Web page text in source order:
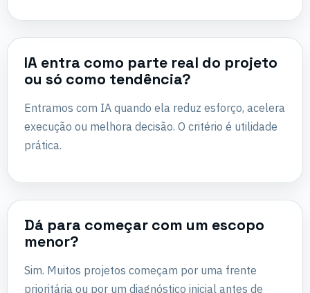
IA entra como parte real do projeto
ou só como tendência?
Entramos com IA quando ela reduz esforço, acelera
execução ou melhora decisão. O critério é utilidade
prática.
Dá para começar com um escopo
menor?
Sim. Muitos projetos começam por uma frente
prioritária ou por um diagnóstico inicial antes de